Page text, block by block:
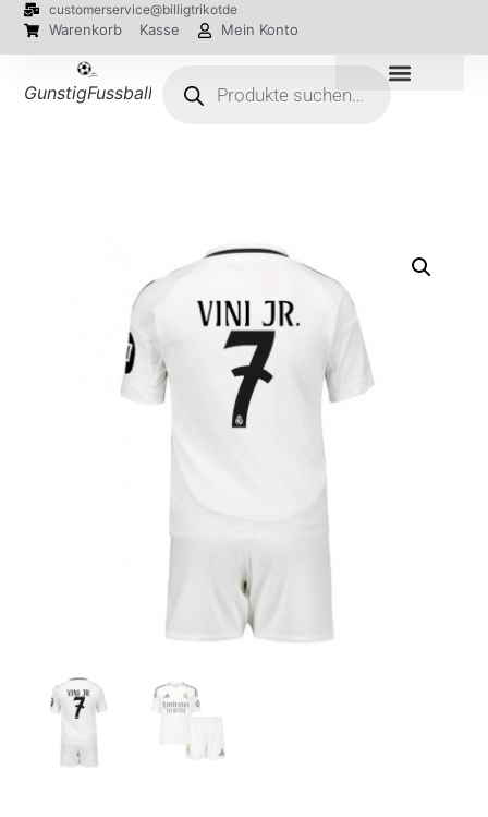
customerservice@billigtrikotde
Warenkorb Kasse Mein Konto
GunstigFussballTrikot